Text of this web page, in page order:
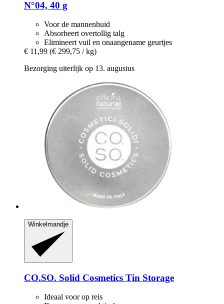
N°04, 40 g
Voor de mannenhuid
Absorbeert overtollig talg
Elimineert vuil en onaangename geurtjes
€ 11,99 (€ 299,75 / kg)
Bezorging uiterlijk op 13. augustus
Winkelmandje
CO.SO. Solid Cosmetics Tin Storage
Ideaal voor op reis